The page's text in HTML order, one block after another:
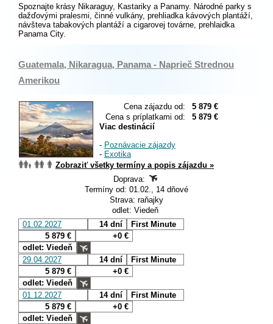
Spoznajte krásy Nikaraguy, Kastariky a Panamy. Národné parky s
dažďovými pralesmi, činné vulkány, prehliadka kávových plantáží,
návšteva tabakových plantáží a cigarovej továrne, prehlaidka
Panama City.
Guatemala, Nikaragua, Panama - Naprieč Strednou
Amerikou
Cena zájazdu od:
5 879 €
Cena s príplatkami od:
5 879 €
Viac destinácií
- Poznávacie zájazdy
- Exotika
Zobraziť všetky termíny a popis zájazdu »
Doprava:
Termíny od: 01.02., 14 dňové
Strava: raňajky
odlet: Viedeň
01.02.2027
14 dní
First Minute
5 879 €
+0 €
odlet: Viedeň
29.04.2027
14 dní
First Minute
5 879 €
+0 €
odlet: Viedeň
01.12.2027
14 dní
First Minute
5 879 €
+0 €
odlet: Viedeň